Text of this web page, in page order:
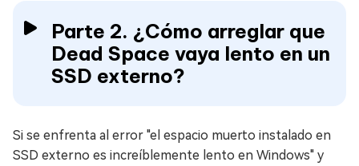
Parte 2. ¿Cómo arreglar que
Dead Space vaya lento en un
SSD externo?
Si se enfrenta al error "el espacio muerto instalado en
SSD externo es increíblemente lento en Windows" y